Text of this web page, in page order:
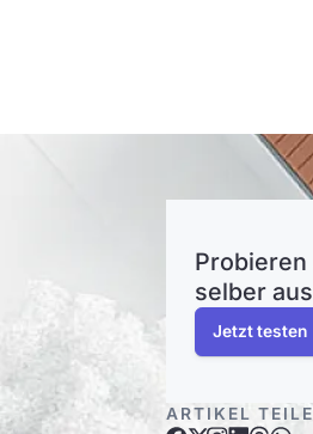
Probieren
selber
Jetzt testen
ARTIKEL